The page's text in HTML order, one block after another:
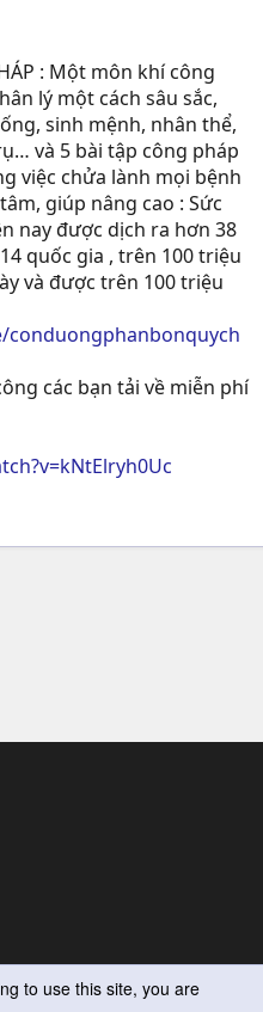
: Một môn khí công
lý một cách sâu sắc,
sinh mệnh, nhân thể,
và 5 bài tập công pháp
việc chửa lành mọi bệnh
giúp nâng cao : Sức
nay được dịch ra hơn 38
quốc gia , trên 100 triệu
và được trên 100 triệu
các bạn tải về miễn phí
to use this site, you are